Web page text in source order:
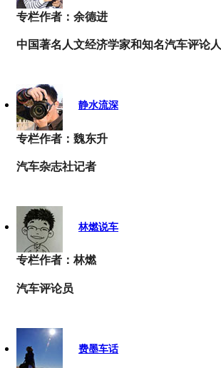
专栏作者：余德进
中国著名人文经济学家和知名汽车评论人
静水流深
专栏作者：魏东升
汽车杂志社记者
林燃说车
专栏作者：林燃
汽车评论员
费墨车话